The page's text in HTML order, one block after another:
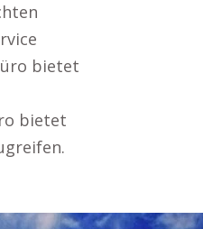
bietet
bietet